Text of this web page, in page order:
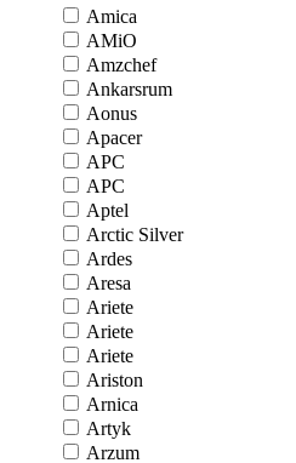
Amica
AMiO
Amzchef
Ankarsrum
Aonus
Apacer
APC
APC
Aptel
Arctic Silver
Ardes
Aresa
Ariete
Ariete
Ariete
Ariston
Arnica
Artyk
Arzum